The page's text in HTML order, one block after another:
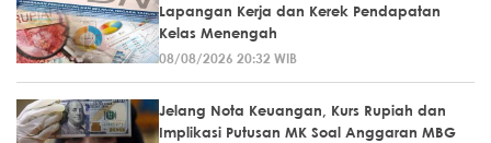
Lapangan Kerja dan Kerek Pendapatan
Kelas Menengah
08/08/2026 20:32 WIB
Jelang Nota Keuangan, Kurs Rupiah dan
Implikasi Putusan MK Soal Anggaran MBG